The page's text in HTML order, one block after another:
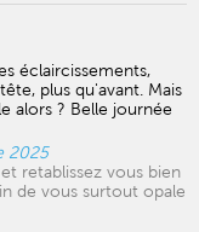
éclaircissements,
plus qu'avant. Mais
alors ? Belle journée
2025
retablissez vous bien
de vous surtout opale